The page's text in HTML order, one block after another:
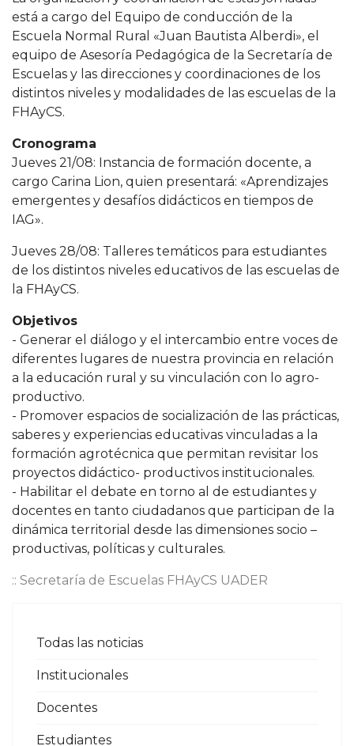
está a cargo del Equipo de conducción de la
Escuela Normal Rural «Juan Bautista Alberdi», el
equipo de Asesoría Pedagógica de la Secretaría de
Escuelas y las direcciones y coordinaciones de los
distintos niveles y modalidades de las escuelas de la
FHAyCS.
Cronograma
Jueves 21/08: Instancia de formación docente, a
cargo Carina Lion, quien presentará: «Aprendizajes
emergentes y desafíos didácticos en tiempos de
IAG».
Jueves 28/08: Talleres temáticos para estudiantes
de los distintos niveles educativos de las escuelas de
la FHAyCS.
Objetivos
- Generar el diálogo y el intercambio entre voces de
diferentes lugares de nuestra provincia en relación
a la educación rural y su vinculación con lo agro-
productivo.
- Promover espacios de socialización de las prácticas,
saberes y experiencias educativas vinculadas a la
formación agrotécnica que permitan revisitar los
proyectos didáctico- productivos institucionales.
- Habilitar el debate en torno al de estudiantes y
docentes en tanto ciudadanos que participan de la
dinámica territorial desde las dimensiones socio –
productivas, políticas y culturales.
:: Secretaría de Escuelas FHAyCS UADER
Todas las noticias
Institucionales
Docentes
Estudiantes